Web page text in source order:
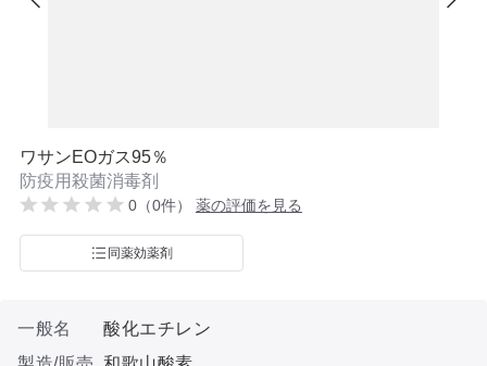
ワサンEOガス95％
防疫用殺菌消毒剤
0（0件） 薬の評価を見る
同薬効薬剤
一般名
酸化エチレン